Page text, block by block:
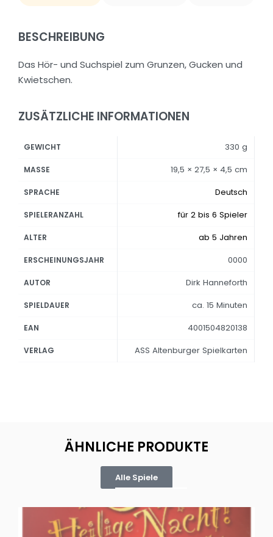
BESCHREIBUNG
Das Hör- und Suchspiel zum Grunzen, Gucken und
Kwietschen.
ZUSÄTZLICHE INFORMATIONEN
GEWICHT 330 g
MASSE 19,5 × 27,5 × 4,5 cm
SPRACHE Deutsch
SPIELERANZAHL für 2 bis 6 Spieler
ALTER ab 5 Jahren
ERSCHEINUNGSJAHR 0000
AUTOR Dirk Hanneforth
SPIELDAUER ca. 15 Minuten
EAN 4001504820138
VERLAG ASS Altenburger Spielkarten
ÄHNLICHE PRODUKTE
Alle Spiele